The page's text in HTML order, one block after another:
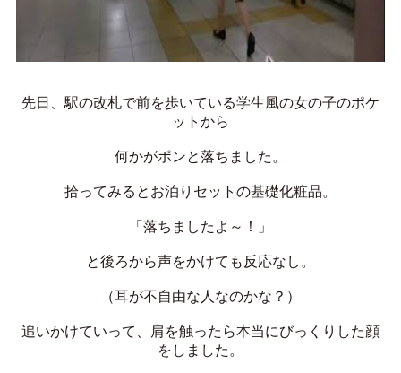
先日、駅の改札で前を歩いている学生風の女の子のポケ
ットから
何かがポンと落ちました。
拾ってみるとお泊りセットの基礎化粧品。
「落ちましたよ～！」
と後ろから声をかけても反応なし。
（耳が不自由な人なのかな？）
追いかけていって、肩を触ったら本当にびっくりした顔
をしました。